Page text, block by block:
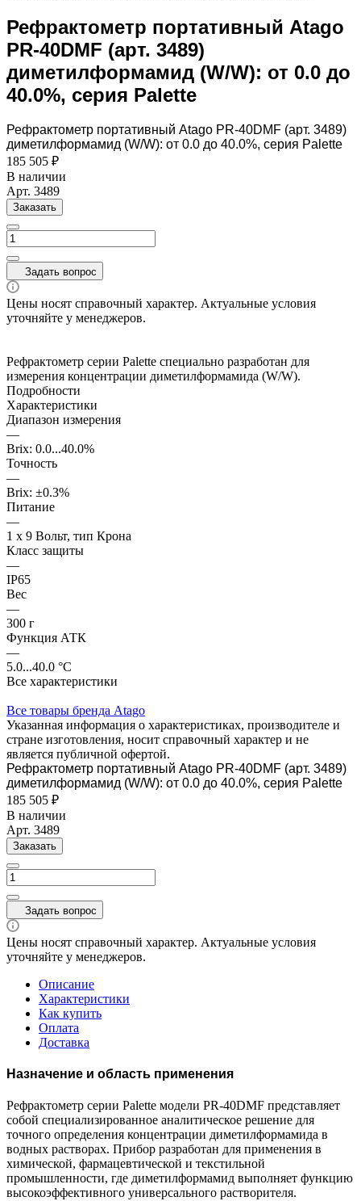
Рефрактометр портативный Atago
PR-40DMF (арт. 3489)
диметилформамид (W/W): от 0.0 до
40.0%, серия Palette
Рефрактометр портативный Atago PR-40DMF (арт. 3489)
диметилформамид (W/W): от 0.0 до 40.0%, серия Palette
185 505 ₽
В наличии
Арт. 3489
Заказать
Задать вопрос
Цены носят справочный характер. Актуальные условия
уточняйте у менеджеров.
Рефрактометр серии Palette специально разработан для
измерения концентрации диметилформамида (W/W).
Подробности
Характеристики
Диапазон измерения
—
Brix: 0.0...40.0%
Точность
—
Brix: ±0.3%
Питание
—
1 x 9 Вольт, тип Крона
Класс защиты
—
IP65
Вес
—
300 г
Функция АТК
—
5.0...40.0 °C
Все характеристики
Все товары бренда Atago
Указанная информация о характеристиках, производителе и
стране изготовления, носит справочный характер и не
является публичной офертой.
Рефрактометр портативный Atago PR-40DMF (арт. 3489)
диметилформамид (W/W): от 0.0 до 40.0%, серия Palette
185 505 ₽
В наличии
Арт. 3489
Заказать
Задать вопрос
Цены носят справочный характер. Актуальные условия
уточняйте у менеджеров.
Описание
Характеристики
Как купить
Оплата
Доставка
Назначение и область применения
Рефрактометр серии Palette модели PR-40DMF представляет
собой специализированное аналитическое решение для
точного определения концентрации диметилформамида в
водных растворах. Прибор разработан для применения в
химической, фармацевтической и текстильной
промышленности, где диметилформамид выполняет функцию
высокоэффективного универсального растворителя.